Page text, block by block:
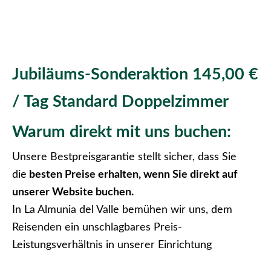
Jubiläums-Sonderaktion 145,00 €
/ Tag Standard Doppelzimmer
Warum direkt mit uns buchen:
Unsere Bestpreisgarantie stellt sicher, dass Sie
die besten Preise erhalten, wenn Sie direkt auf
unserer Website buchen.
In La Almunia del Valle bemühen wir uns, dem
Reisenden ein unschlagbares Preis-
Leistungsverhältnis in unserer Einrichtung